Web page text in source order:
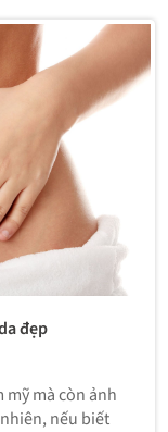
đẹp
mỹ mà còn ảnh
nếu biết